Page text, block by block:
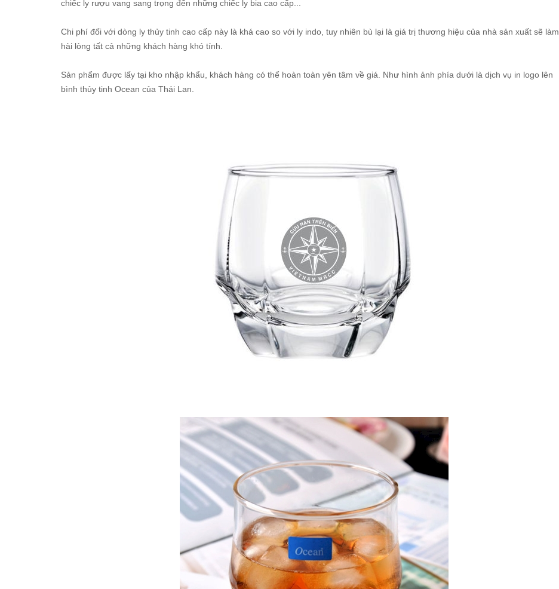
chiếc ly rượu vang sang trọng đến những chiếc ly bia cao cấp...
Chi phí đối với dòng ly thủy tinh cao cấp này là khá cao so với ly indo, tuy nhiên bù lại là giá trị thương hiệu của nhà sản xuất sẽ làm
hài lòng tất cả những khách hàng khó tính.
Sản phẩm được lấy tại kho nhập khẩu, khách hàng có thể hoàn toàn yên tâm về giá. Như hình ảnh phía dưới là dịch vụ in logo lên
bình thủy tinh Ocean của Thái Lan.